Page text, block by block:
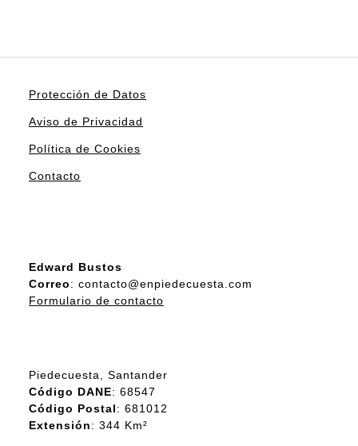
Protección de Datos
Aviso de Privacidad
Política de Cookies
Contacto
Edward Bustos
Correo: contacto@enpiedecuesta.com
Formulario de contacto
Piedecuesta, Santander
Código DANE: 68547
Código Postal: 681012
Extensión: 344 Km²